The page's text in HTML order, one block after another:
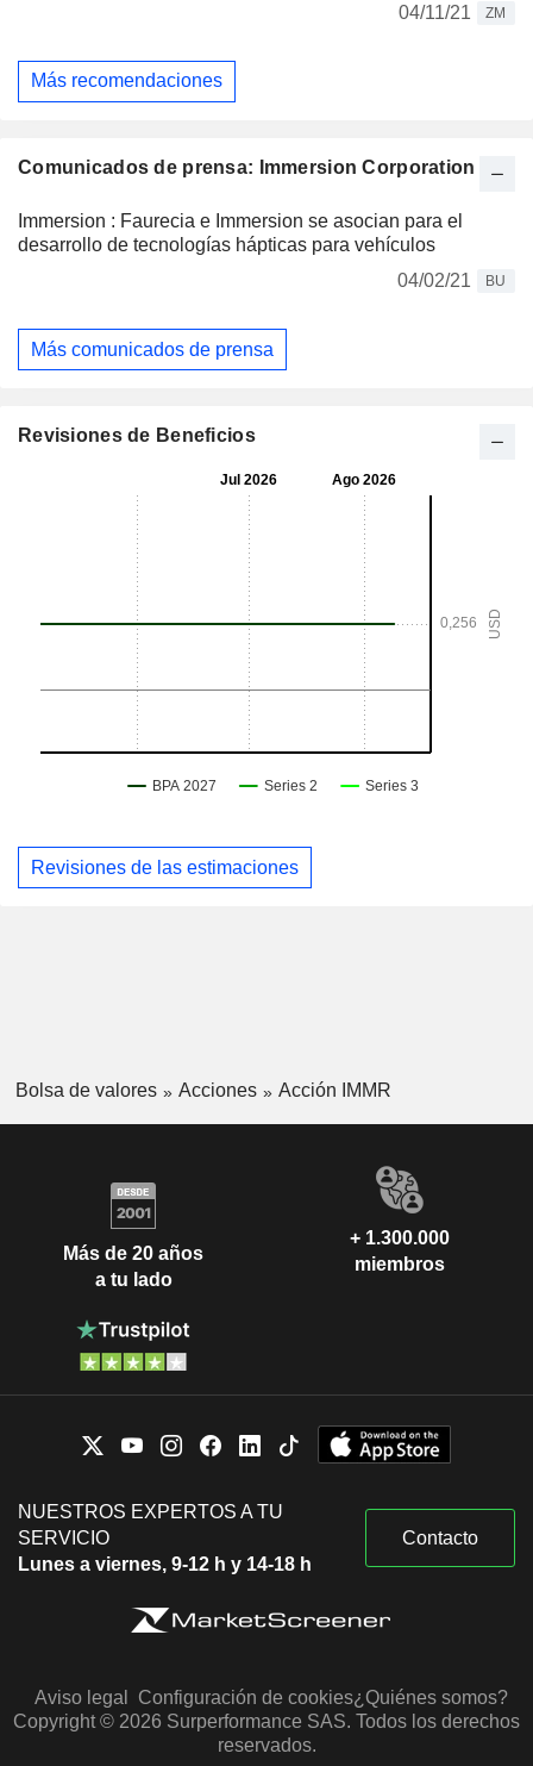
04/11/21
ZM
Más recomendaciones
Comunicados de prensa: Immersion Corporation
Immersion : Faurecia e Immersion se asocian para el
desarrollo de tecnologías hápticas para vehículos
04/02/21
BU
Más comunicados de prensa
Revisiones de Beneficios
Revisiones de las estimaciones
Bolsa de valores Acciones Acción IMMR
Más de 20 años
a tu lado
+ 1.300.000
miembros
NUESTROS EXPERTOS A TU
SERVICIO
Lunes a viernes, 9-12 h y 14-18 h
Contacto
Aviso legal Configuración de cookies¿Quiénes somos?
Copyright © 2026 Surperformance SAS. Todos los derechos
reservados.